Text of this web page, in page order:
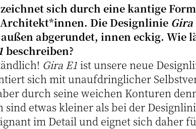
sich durch eine kantige
Die Designlinie Gira
abgerundet, innen eckig. Wie
beschreiben?
Gira E1 ist unsere neue
sich mit unaufdringlicher
durch seine weichen Konturen
sind etwas kleiner als bei der
im Detail und eignet sich daher